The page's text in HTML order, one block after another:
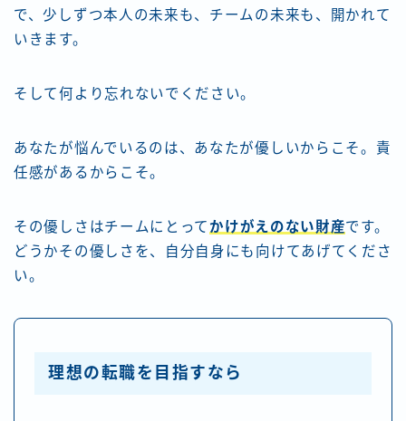
で、少しずつ本人の未来も、チームの未来も、開かれて
いきます。
そして何より忘れないでください。
あなたが悩んでいるのは、あなたが優しいからこそ。責
任感があるからこそ。
その優しさはチームにとって かけがえのない財産です。
どうかその優しさを、自分自身にも向けてあげてくださ
い。
理想の転職を目指すなら